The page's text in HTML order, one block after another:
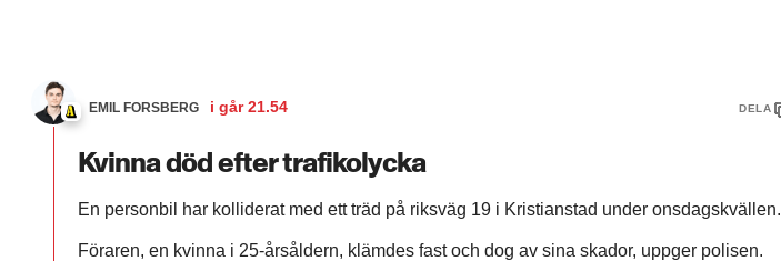
EMIL FORSBERG i går 21.54 DELA
Kvinna död efter trafikolycka
En personbil har kolliderat med ett träd på riksväg 19 i Kristianstad under onsdagskvällen.
Föraren, en kvinna i 25-årsåldern, klämdes fast och dog av sina skador, uppger polisen.